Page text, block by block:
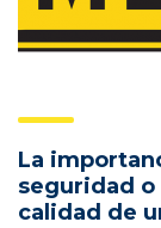
La
seguridad o
calidad de